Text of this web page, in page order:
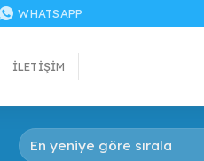
WHATSAPP
İLETIŞIM